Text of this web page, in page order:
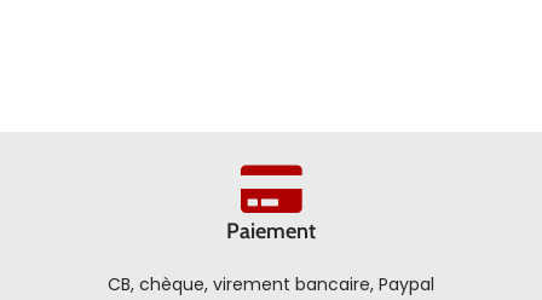
Paiement
CB, chèque, virement bancaire, Paypal